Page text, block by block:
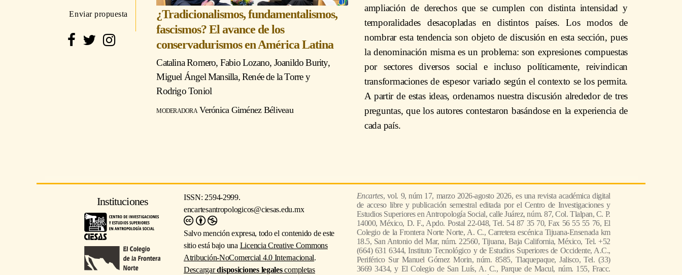
Enviar propuesta
¿Tradicionalismos, fundamentalismos,
fascismos? El avance de los
conservadurismos en América Latina
Catalina Romero, Fabio Lozano, Joanildo Burity,
Miguel Ángel Mansilla,Renée de la Torrey
Rodrigo Toniol
moderadora Verónica Giménez Béliveau
ampliación de derechos que se cumplen con distinta intensidad y
temporalidades desacopladas en distintos países. Los modos de
nombrar esta tendencia son objeto de discusión en esta sección, pues
la denominación misma es un problema: son expresiones compuestas
por sectores diversos social e incluso políticamente, reivindican
transformaciones de espesor variado según el contexto se los permita.
A partir de estas ideas, ordenamos nuestra discusión alrededor de tres
preguntas, que los autores contestaron basándose en la experiencia de
cada país.
Instituciones
ISSN: 2594-2999.
encartesantropologicos@ciesas.edu.mx
Salvo mención expresa, todo el contenido de este
sitio está bajo una Licencia Creative Commons
Atribución-NoComercial 4.0 Internacional.
Descargardisposiciones legalescompletas
Encartes, vol. 9, núm 17, marzo 2026-agosto 2026, es una revista académica digital
de acceso libre y publicación semestral editada por el Centro de Investigaciones y
Estudios Superiores en Antropología Social, calle Juárez, núm. 87, Col. Tlalpan, C. P.
14000, México, D. F., Apdo. Postal 22-048, Tel. 54 87 35 70, Fax 56 55 55 76, El
Colegio de la Frontera Norte Norte, A. C., Carretera escénica Tijuana-Ensenada km
18.5, San Antonio del Mar, núm. 22560, Tijuana, Baja California, México, Tel. +52
(664) 631 6344, Instituto Tecnológico y de Estudios Superiores de Occidente, A.C.,
Periférico Sur Manuel Gómez Morin, núm. 8585, Tlaquepaque, Jalisco, Tel. (33)
3669 3434, y El Colegio de San Luís, A. C., Parque de Macul, núm. 155, Fracc.